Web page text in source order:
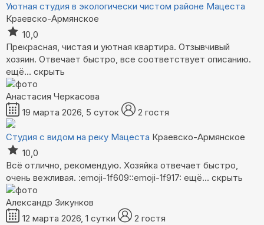
Уютная студия в экологически чистом районе Мацеста
Краевско-Армянское
10,0
Прекрасная, чистая и уютная квартира. Отзывчивый
хозяин. Отвечает быстро, все соответствует описанию.
ещё... скрыть
Анастасия Черкасова
19 марта 2026, 5 суток
2 гостя
Студия с видом на реку Мацеста Краевско-Армянское
10,0
Всё отлично, рекомендую. Хозяйка отвечает быстро,
очень вежливая. :emoji-1f609::emoji-1f917: ещё... скрыть
Александр Зикунков
12 марта 2026, 1 сутки
2 гостя